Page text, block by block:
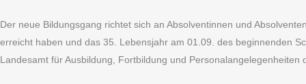
Der neue Bildungsgang richtet sich an Absolventinnen und
erreicht haben und das 35. Lebensjahr am 01.09. des beginnenden
Landesamt für Ausbildung, Fortbildung und